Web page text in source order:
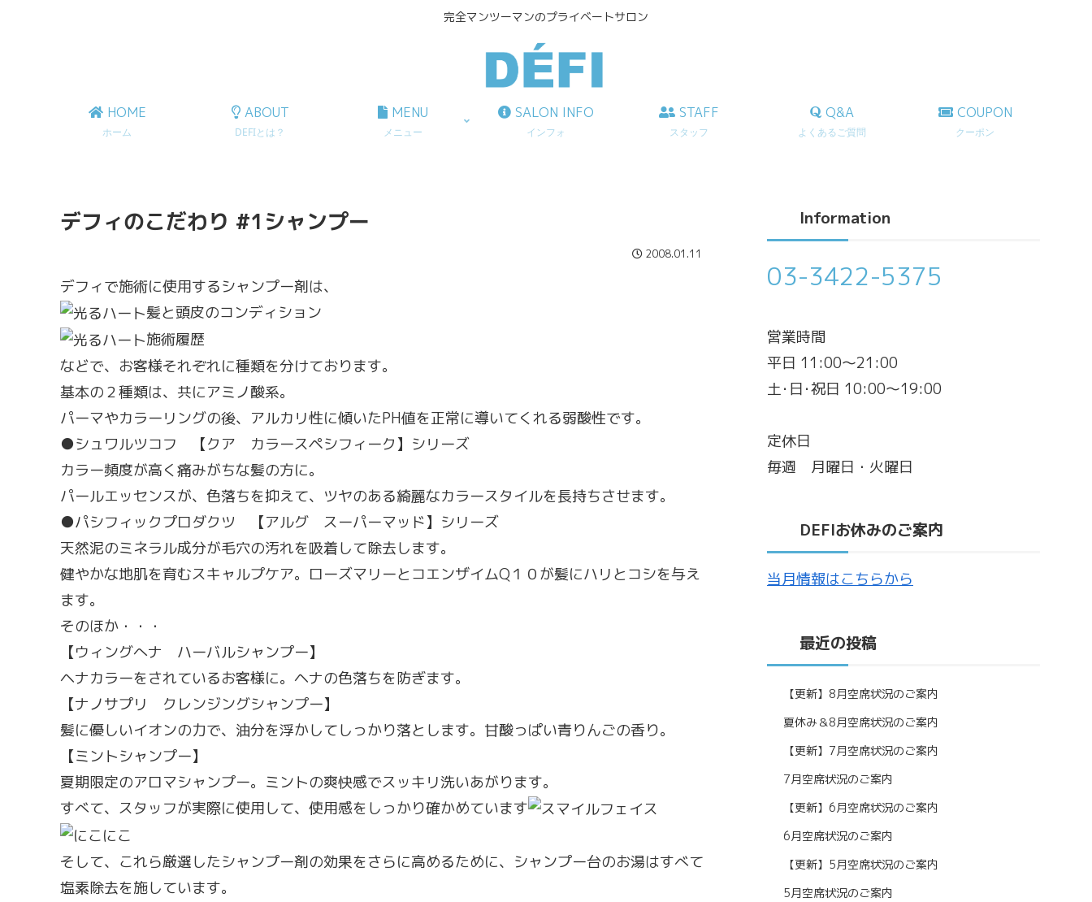
完全マンツーマンのプライベートサロン
HOME
ホーム
ABOUT
DEFIとは？
MENU
メニュー
SALON INFO
インフォ
STAFF
スタッフ
Q&A
よくあるご質問
COUPON
クーポン
デフィのこだわり #1シャンプー
2008.01.11
デフィで施術に使用するシャンプー剤は、
髪と頭皮のコンディション
施術履歴
などで、お客様それぞれに種類を分けております。
基本の２種類は、共にアミノ酸系。
パーマやカラーリングの後、アルカリ性に傾いたPH値を正常に導いてくれる弱酸性です。
●シュワルツコフ 【クア カラースペシフィーク】シリーズ
カラー頻度が高く痛みがちな髪の方に。
パールエッセンスが、色落ちを抑えて、ツヤのある綺麗なカラースタイルを長持ちさせます。
●パシフィックプロダクツ 【アルグ スーパーマッド】シリーズ
天然泥のミネラル成分が毛穴の汚れを吸着して除去します。
健やかな地肌を育むスキャルプケア。ローズマリーとコエンザイムQ１０が髪にハリとコシを与え
ます。
そのほか・・・
【ウィングへナ ハーバルシャンプー】
ヘナカラーをされているお客様に。ヘナの色落ちを防ぎます。
【ナノサプリ クレンジングシャンプー】
髪に優しいイオンの力で、油分を浮かしてしっかり落とします。甘酸っぱい青りんごの香り。
【ミントシャンプー】
夏期限定のアロマシャンプー。ミントの爽快感でスッキリ洗いあがります。
すべて、スタッフが実際に使用して、使用感をしっかり確かめています
そして、これら厳選したシャンプー剤の効果をさらに高めるために、シャンプー台のお湯はすべて
塩素除去を施しています。
Information
03-3422-5375
営業時間
平日 11:00～21:00
土･日･祝日 10:00～19:00
定休日
毎週 月曜日・火曜日
DEFIお休みのご案内
当月情報はこちらから
最近の投稿
【更新】8月空席状況のご案内
夏休み＆8月空席状況のご案内
【更新】7月空席状況のご案内
7月空席状況のご案内
【更新】6月空席状況のご案内
6月空席状況のご案内
【更新】5月空席状況のご案内
5月空席状況のご案内